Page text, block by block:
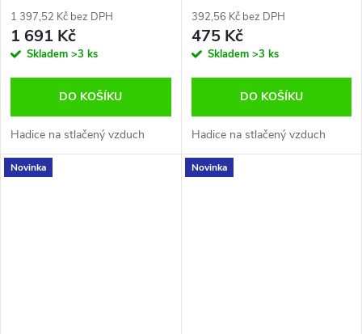
1 397,52 Kč bez DPH
1 691 Kč
Skladem >3 ks
DO KOŠÍKU
Hadice na stlačený vzduch
392,56 Kč bez DPH
475 Kč
Skladem >3 ks
DO KOŠÍKU
Hadice na stlačený vzduch
Novinka Novinka